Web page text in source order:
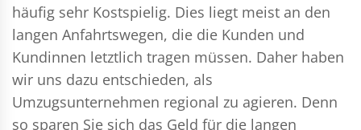
häufig sehr Kostspielig. Dies liegt meist an den
langen Anfahrtswegen, die die Kunden und
Kundinnen letztlich tragen müssen. Daher haben
wir uns dazu entschieden, als
Umzugsunternehmen regional zu agieren. Denn
so sparen Sie sich das Geld für die langen